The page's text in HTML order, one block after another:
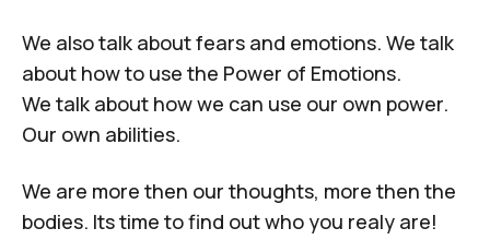
We also talk about fears and emotions. We talk
about how to use the Power of Emotions.
We talk about how we can use our own power.
Our own abilities.
We are more then our thoughts, more then the
bodies. Its time to find out who you realy are!